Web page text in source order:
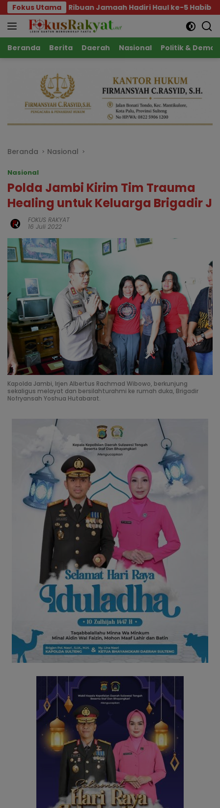
Langsung
ke
konten
Fokus Utama
Jamaah Hadiri Haul ke-5 Habib Saggaf, Gubernur
Beranda Berita Daerah Nasional Politik &
Beranda Nasional
Nasional
Polda Jambi Kirim Tim Trauma
Healing untuk Keluarga Brigadir J
FOKUS RAKYAT
16 Juli 2022
Kapolda Jambi, Irjen Albertus Rachmad Wibowo, berkunjung
sekaligus melayat dan bersilahturahmi ke rumah duka, Brigadir
Nofryansah Yoshua Hutabarat.